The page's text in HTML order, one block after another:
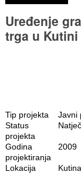
Uređenje
trga u Kutini
Tip projekta
Javni
Status
projekta
Godina
projektiranja
2009
Lokacija Kutina